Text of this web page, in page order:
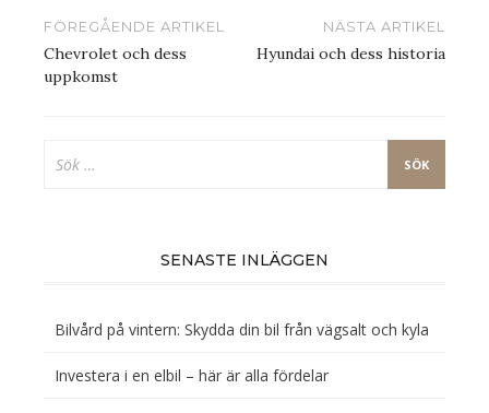
Inläggsnavigering
FÖREGÅENDE ARTIKEL
Chevrolet och dess
uppkomst
NÄSTA ARTIKEL
Hyundai och dess historia
efter:
SENASTE INLÄGGEN
Bilvård på vintern: Skydda din bil från vägsalt och kyla
Investera i en elbil – här är alla fördelar